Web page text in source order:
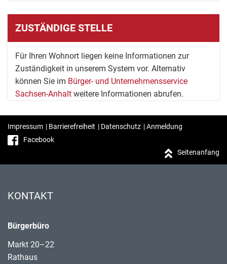
ZUSTÄNDIGE STELLE
Für Ihren Wohnort liegen keine Informationen zur
Zuständigkeit in unserem System vor. Alternativ
können Sie im Bürger- und Unternehmensservice
Sachsen-Anhalt weitere Informationen abrufen.
Impressum | Barrierefreiheit | Datenschutz |Anmeldung
Facebook
Seitenanfang
KONTAKT
Bürgerbüro
Markt 20–22
Rathaus